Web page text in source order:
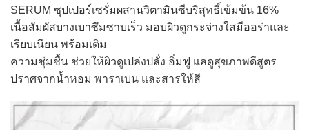
SERUM ซุปเปอร์เซรั่มผสานวิตามินซีบริสุทธิ์เข้มข้น 16%
เนื้อสัมผัสบางเบาซึมซาบเร็ว มอบผิวดูกระจ่างใสมีออร่าและ
เรียบเนียน พร้อมเติม
ความชุ่มชื้น ช่วยให้ผิวดูเปล่งปลั่ง อิ่มฟู แลดูสุขภาพดีสูตร
ปราศจากน้ำหอม พาราเบน และสารให้สี